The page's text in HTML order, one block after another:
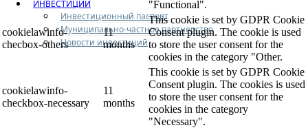
ИНВЕСТИЦИИ
Инвестиционный паспорт
Муниципально-частное партнерство
Новости инвестиций
"Functional".
cookielawinfo-
checbox-others
11
months
This cookie is set by GDPR Cookie
Consent plugin. The cookie is used
to store the user consent for the
cookies in the category "Other.
cookielawinfo-
checkbox-necessary
11
months
This cookie is set by GDPR Cookie
Consent plugin. The cookies is used
to store the user consent for the
cookies in the category
"Necessary".